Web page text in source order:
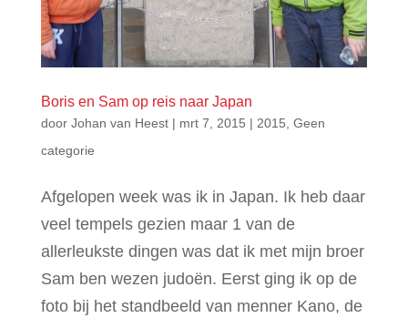
Boris en Sam op reis naar Japan
door Johan van Heest| mrt 7, 2015 | 2015 Geen
categorie
Afgelopen week was ik in Japan. Ik heb daar
veel tempels gezien maar 1 van de
allerleukste dingen was dat ik met mijn broer
Sam ben wezen judoën. Eerst ging ik op de
foto bij het standbeeld van menner Kano, de